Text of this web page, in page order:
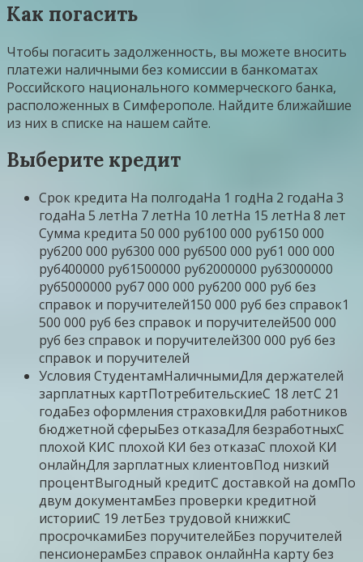
Как погасить
Чтобы погасить задолженность, вы можете вносить
платежи наличными без комиссии в банкоматах
Российского национального коммерческого банка,
расположенных в Симферополе. Найдите ближайшие
из них в списке на нашем сайте.
Выберите кредит
Срок кредита На полгодаНа 1 годНа 2 годаНа 3
годаНа 5 летНа 7 летНа 10 летНа 15 летНа 8 лет
Сумма кредита 50 000 руб100 000 руб150 000
руб200 000 руб300 000 руб500 000 руб1 000 000
руб400000 руб1500000 руб2000000 руб3000000
руб5000000 руб7 000 000 руб200 000 руб без
справок и поручителей150 000 руб без справок1
500 000 руб без справок и поручителей500 000
руб без справок и поручителей300 000 руб без
справок и поручителей
Условия СтудентамНаличнымиДля держателей
зарплатных картПотребительскиеС 18 летС 21
годаБез оформления страховкиДля работников
бюджетной сферыБез отказаДля безработныхС
плохой КИС плохой КИ без отказаС плохой КИ
онлайнДля зарплатных клиентовПод низкий
процентВыгодный кредитС доставкой на домПо
двум документамБез проверки кредитной
историиС 19 летБез трудовой книжкиС
просрочкамиБез поручителейБез поручителей
пенсионерамБез справок онлайнНа карту без